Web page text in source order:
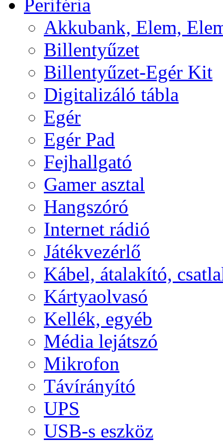
Periféria
Akkubank, Elem,
Billentyűzet
Billentyűzet-Egér Kit
Digitalizáló tábla
Egér
Egér Pad
Fejhallgató
Gamer asztal
Hangszóró
Internet rádió
Játékvezérlő
Kábel, átalakító,
Kártyaolvasó
Kellék, egyéb
Média lejátszó
Mikrofon
Távírányító
UPS
USB-s eszköz